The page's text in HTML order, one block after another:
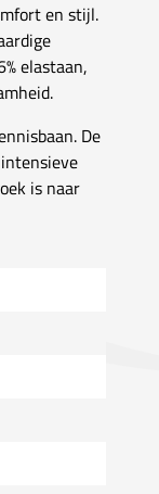
en stijl.
elastaan,
De
is naar